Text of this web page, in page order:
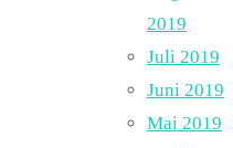
2019
Juli 2019
Juni 2019
Mai 2019